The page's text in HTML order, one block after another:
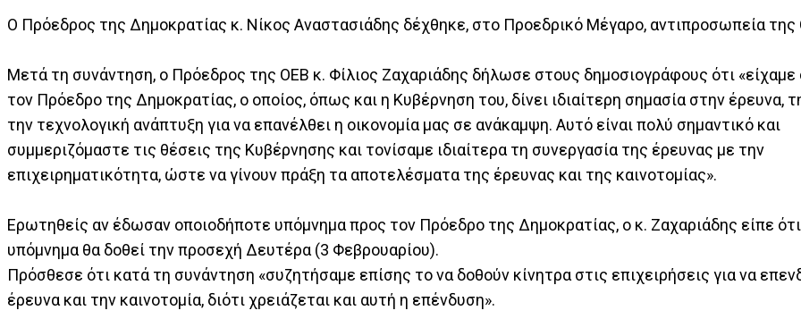
Ο Πρόεδρος της Δημοκρατίας κ. Νίκος Αναστασιάδης δέχθηκε, στο Προεδρικό Μέγαρο, αντιπροσωπεία της
Μετά τη συνάντηση, ο Πρόεδρος της ΟΕΒ κ. Φίλιος Ζαχαριάδης δήλωσε στους δημοσιογράφους ότι «είχαμε
τον Πρόεδρο της Δημοκρατίας, ο οποίος, όπως και η Κυβέρνηση του, δίνει ιδιαίτερη σημασία στην έρευνα,
την τεχνολογική ανάπτυξη για να επανέλθει η οικονομία μας σε ανάκαμψη. Αυτό είναι πολύ σημαντικό και
συμμεριζόμαστε τις θέσεις της Κυβέρνησης και τονίσαμε ιδιαίτερα τη συνεργασία της έρευνας με την
επιχειρηματικότητα, ώστε να γίνουν πράξη τα αποτελέσματα της έρευνας και της καινοτομίας».
Ερωτηθείς αν έδωσαν οποιοδήποτε υπόμνημα προς τον Πρόεδρο της Δημοκρατίας, ο κ. Ζαχαριάδης είπε
υπόμνημα θα δοθεί την προσεχή Δευτέρα (3 Φεβρουαρίου).
Πρόσθεσε ότι κατά τη συνάντηση «συζητήσαμε επίσης το να δοθούν κίνητρα στις επιχειρήσεις για να
έρευνα και την καινοτομία, διότι χρειάζεται και αυτή η επένδυση».